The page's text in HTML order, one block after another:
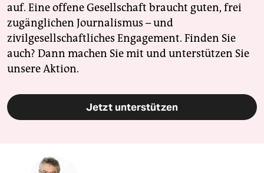
auf. Eine offene Gesellschaft braucht guten, frei
zugänglichen Journalismus – und
zivilgesellschaftliches Engagement. Finden Sie
auch? Dann machen Sie mit und unterstützen Sie
unsere Aktion.
Jetzt unterstützen